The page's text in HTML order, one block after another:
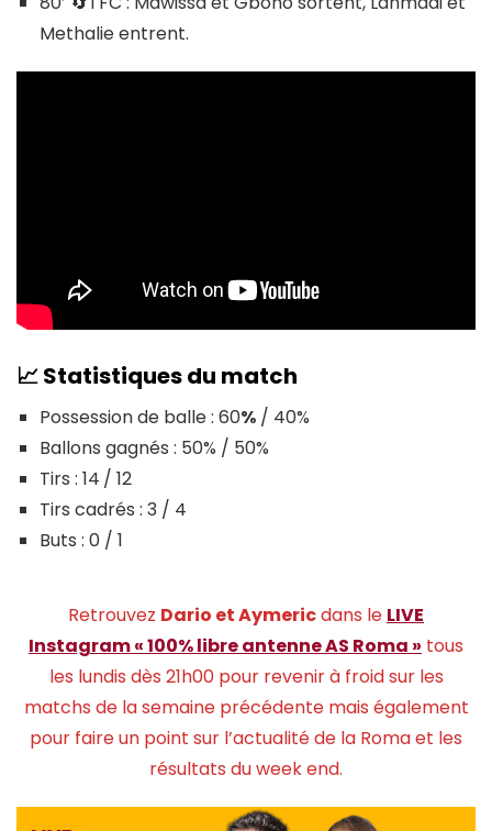
Methalie entrent.
📈Statistiquesdu match
Possession de balle : 60%/ 40%
Ballons gagnés : 50% / 50%
Tirs : 14 / 12
Tirs cadrés : 3 / 4
Buts : 0 / 1
Retrouvez Dario et Aymericdans le LIVE
Instagram « 100% libre antenne AS Roma » tous
les lundis dès 21h00 pour revenir à froid sur les
matchs de la semaine précédente mais également
pour faire un point sur l’actualité de la Roma et les
résultats du week end.